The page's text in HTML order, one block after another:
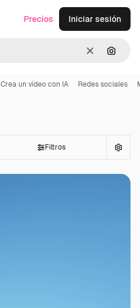
Borrar
Precios Iniciar sesión
Crea un vídeo con IA Redes sociales
Filtros